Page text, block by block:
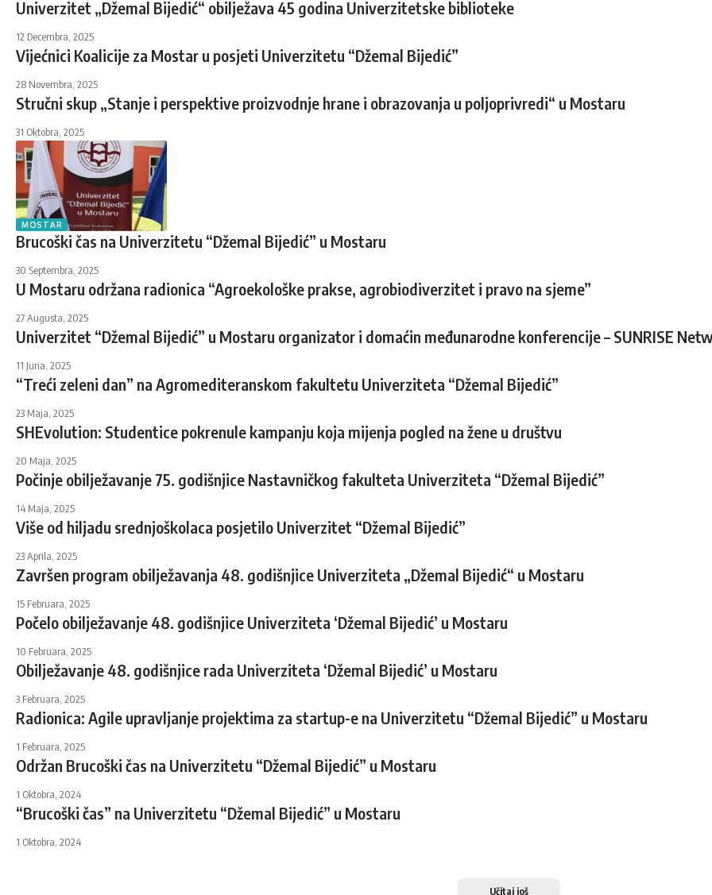
Univerzitet „Džemal Bijedić“ obilježava 45 godina Univerzitetske biblioteke
12 Decembra, 2025
Vijećnici Koalicije za Mostar u posjeti Univerzitetu “Džemal Bijedić”
28 Novembra, 2025
Stručni skup „Stanje i perspektive proizvodnje hrane i obrazovanja u poljoprivredi“ u Mostaru
31 Oktobra, 2025
MOSTAR
Brucoški čas na Univerzitetu “Džemal Bijedić” u Mostaru
30 Septembra, 2025
U Mostaru održana radionica “Agroekološke prakse, agrobiodiverzitet i pravo na sjeme”
27 Augusta, 2025
Univerzitet “Džemal Bijedić” u Mostaru organizator i domaćin međunarodne konferencije – SUNRISE
11 Juna, 2025
“Treći zeleni dan” na Agromediteranskom fakultetu Univerziteta “Džemal Bijedić”
23 Maja, 2025
SHEvolution: Studentice pokrenule kampanju koja mijenja pogled na žene u društvu
20 Maja, 2025
Počinje obilježavanje 75. godišnjice Nastavničkog fakulteta Univerziteta “Džemal Bijedić”
14 Maja, 2025
Više od hiljadu srednjoškolaca posjetilo Univerzitet “Džemal Bijedić”
23 Aprila, 2025
Završen program obilježavanja 48. godišnjice Univerziteta „Džemal Bijedić“ u Mostaru
15 Februara, 2025
Počelo obilježavanje 48. godišnjice Univerziteta ‘Džemal Bijedić’ u Mostaru
10 Februara, 2025
Obilježavanje 48. godišnjice rada Univerziteta ‘Džemal Bijedić’ u Mostaru
3 Februara, 2025
Radionica: Agile upravljanje projektima za startup-e na Univerzitetu “Džemal Bijedić” u Mostaru
1 Februara, 2025
Održan Brucoški čas na Univerzitetu “Džemal Bijedić” u Mostaru
1 Oktobra, 2024
“Brucoški čas” na Univerzitetu “Džemal Bijedić” u Mostaru
1 Oktobra, 2024
Učitaj još